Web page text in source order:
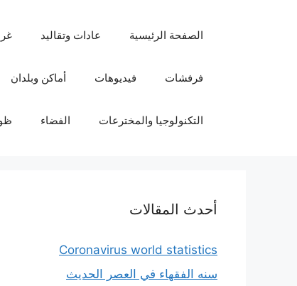
الصفحة الرئيسية عادات وتقاليد
فرفشات فيديوهات أماكن وبلدان
التكنولوجيا والمخترعات الفضاء
أحدث المقالات
Coronavirus world statistics
سنه الفقهاء في العصر الحديث